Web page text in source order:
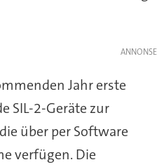
Jahr erste
SIL-2-Geräte zur
über per Software
verfügen. Die